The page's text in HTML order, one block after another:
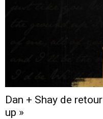
Dan + Shay de
up »